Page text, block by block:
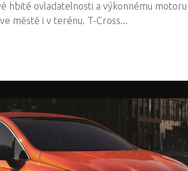
hbité ovladatelnosti a výkonnému motoru
městě i v terénu. T-Cross...